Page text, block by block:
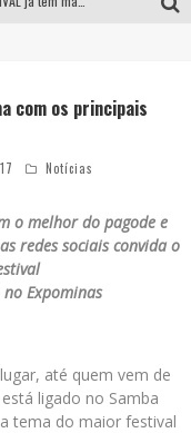
com os principais
Notícias
o melhor do pagode e
redes sociais convida o
Expominas
até quem vem de
ligado no Samba
tema do maior festival